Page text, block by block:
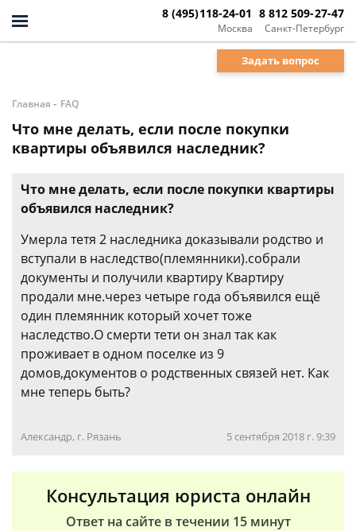
Москва
8 (495)118-24-01
Санкт-Петербург
8 812 509-27-47
Задать вопрос
Главная - FAQ
Что мне делать, если после покупки
квартиры объявился наследник?
Что мне делать, если после покупки квартиры
объявился наследник?
Умерла тетя 2 наследника доказывали родство и
вступали в наследство(племянники).собрали
документы и получили квартиру Квартиру
продали мне.через четыре года объявился ещё
один племянник который хочет тоже
наследство.О смерти тети он знал так как
проживает в одном поселке из 9
домов,документов о родственных связей нет. Как
мне теперь быть?
Александр, г. Рязань 5 сентября 2018 г. 9:39
Консультация юриста онлайн
Ответ на сайте в течении 15 минут